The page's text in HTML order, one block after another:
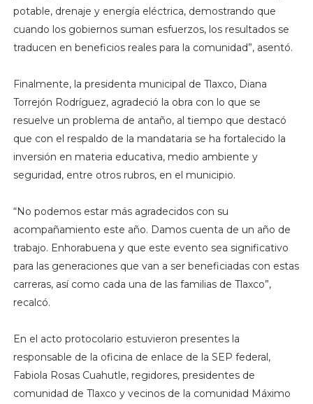
potable, drenaje y energía eléctrica, demostrando que
cuando los gobiernos suman esfuerzos, los resultados se
traducen en beneficios reales para la comunidad”, asentó.
Finalmente, la presidenta municipal de Tlaxco, Diana
Torrejón Rodríguez, agradeció la obra con lo que se
resuelve un problema de antaño, al tiempo que destacó
que con el respaldo de la mandataria se ha fortalecido la
inversión en materia educativa, medio ambiente y
seguridad, entre otros rubros, en el municipio.
“No podemos estar más agradecidos con su
acompañamiento este año. Damos cuenta de un año de
trabajo. Enhorabuena y que este evento sea significativo
para las generaciones que van a ser beneficiadas con estas
carreras, así como cada una de las familias de Tlaxco”,
recalcó.
En el acto protocolario estuvieron presentes la
responsable de la oficina de enlace de la SEP federal,
Fabiola Rosas Cuahutle, regidores, presidentes de
comunidad de Tlaxco y vecinos de la comunidad Máximo